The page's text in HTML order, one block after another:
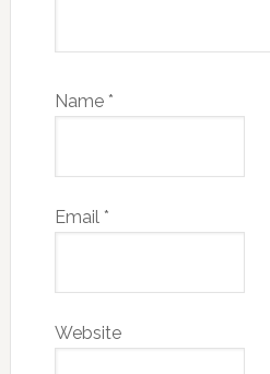
Name *
Email *
Website